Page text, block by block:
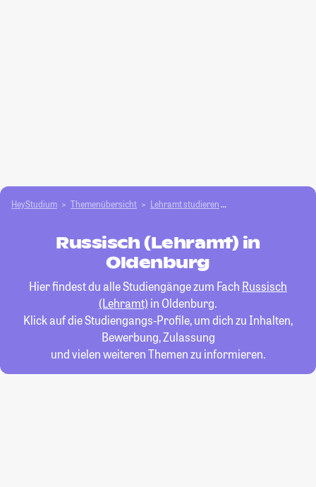
HeyStudium Themenübersicht Lehramt studieren
Russisch (Lehramt) in
Oldenburg
Hier findest du alle Studiengänge zum Fach Russisch
(Lehramt) in Oldenburg.
Klick auf die Studiengangs-Profile, um dich zu Inhalten,
Bewerbung, Zulassung
und vielen weiteren Themen zu informieren.